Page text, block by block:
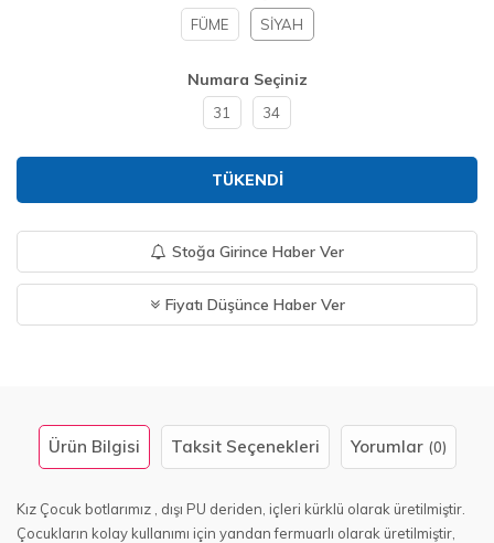
FÜME SİYAH
Numara Seçiniz
31 34
TÜKENDI
Stoğa Girince Haber Ver
Fiyatı Düşünce Haber Ver
Ürün Bilgisi Taksit Seçenekleri Yorumlar (0)
Kız Çocuk botlarımız , dışı PU deriden, içleri kürklü olarak üretilmiştir.
Çocukların kolay kullanımı için yandan fermuarlı olarak üretilmiştir,